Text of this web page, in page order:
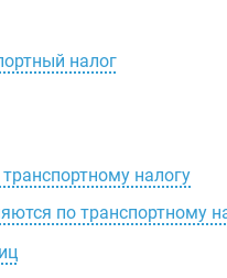
налог
налогу
по транспортному